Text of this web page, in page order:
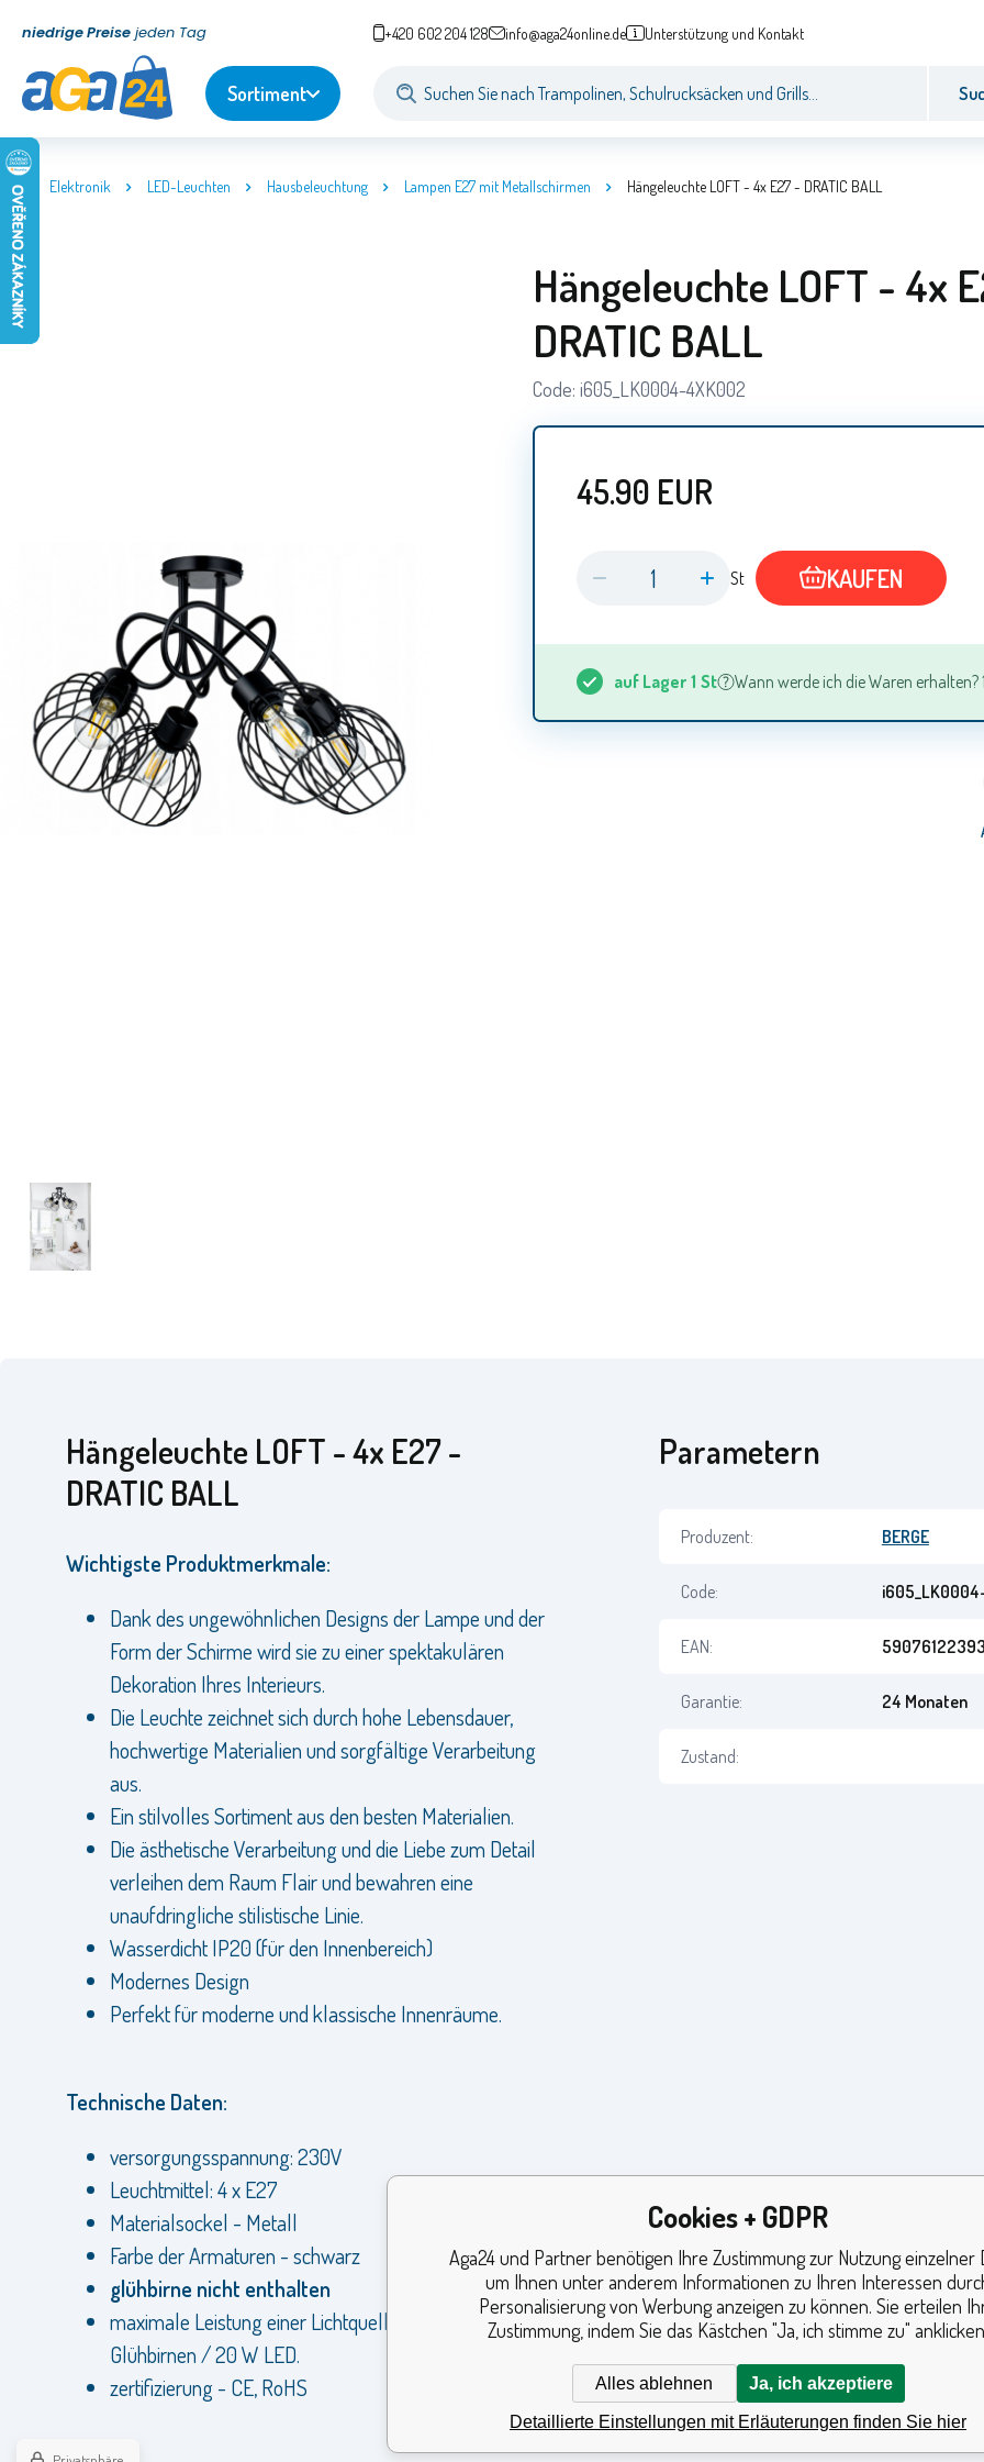
niedrige Preise jeden Tag +420 602 204 128 info@aga24online.de Unterstützung und Kontakt
Sortiment
Elektronik LED-Leuchten Hausbeleuchtung Lampen E27 mit Metallschirmen Hängeleuchte LOFT - 4x E27 - DRATIC BALL
Hängeleuchte LOFT - 4x
DRATIC BALL
Code: i605_LK0004-4XK002
45.90 EUR
St KAUFEN
auf Lager 1 St Wann werde ich die Waren erhalten?
Hängeleuchte LOFT - 4x E27 -
DRATIC BALL
Wichtigste Produktmerkmale:
Dank des ungewöhnlichen Designs der Lampe und der
Form der Schirme wird sie zu einer spektakulären
Dekoration Ihres Interieurs.
Die Leuchte zeichnet sich durch hohe Lebensdauer,
hochwertige Materialien und sorgfältige Verarbeitung
aus.
Ein stilvolles Sortiment aus den besten Materialien.
Die ästhetische Verarbeitung und die Liebe zum Detail
verleihen dem Raum Flair und bewahren eine
unaufdringliche stilistische Linie.
Wasserdicht IP20 (für den Innenbereich)
Modernes Design
Perfekt für moderne und klassische Innenräume.
Technische Daten:
versorgungsspannung: 230V
Leuchtmittel: 4 x E27
Materialsockel - Metall
Farbe der Armaturen - schwarz
glühbirne nicht enthalten
maximale Leistung einer Lichtquelle: 60 W für
Glühbirnen / 20 W LED.
zertifizierung - CE, RoHS
Parametern
Produzent: BERGE
Code:
EAN:
Garantie: 24 Monaten
Zustand:
Cookies + GDPR
Aga24 und Partner benötigen Ihre Zustimmung zur Nutzung einzelner
um Ihnen unter anderem Informationen zu Ihren Interessen
Personalisierung von Werbung anzeigen zu können. Sie erteilen
Zustimmung, indem Sie das Kästchen "Ja, ich stimme zu"
Alles ablehnen Ja, ich akzeptiere
Detaillierte Einstellungen mit Erläuterungen finden Sie hier